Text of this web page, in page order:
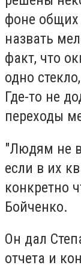
фоне
назвать
факт, что
одно
Где-то не
переходы
"Людям не
если в их
конкретно
Бойченко.
Он дал
отчета и